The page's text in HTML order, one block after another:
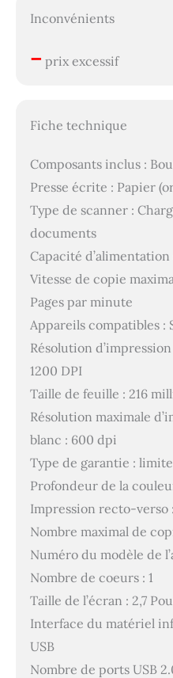
Inconvénients
– prix excessif
Fiche technique
Composants inclus :
Presse écrite : Papier
Type de scanner :
documents
Capacité
Vitesse de copie
Pages par minute
Appareils compatibles :
Résolution
1200 DPI
Taille de feuille : 216
Résolution maximale
blanc : 600 dpi
Type de garantie :
Profondeur de la
Impression recto-verso
Nombre maximal de
Numéro du modèle de
Nombre de coeurs : 1
Taille de l’écran : 2,7
Interface du matériel
USB
Nombre de ports USB